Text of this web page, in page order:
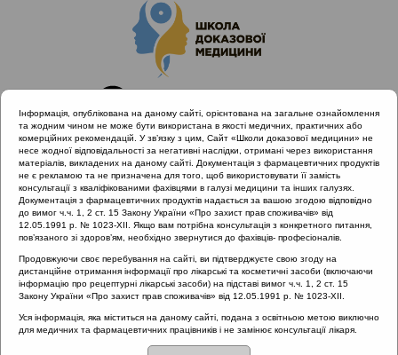
Головна
Матеріали за МКХ-11
10 Хвороби вуха та соскоподібного відростка
Захворювання середнього вуха та соскоподібного відростка
Матеріали за МКХ-11:: 10 Хвороби вуха та
соскоподібного відростка ::Захворювання
середнього вуха та соскоподібного відростка
Інформація, опублікована на даному сайті, орієнтована на загальне ознайомлення
та жодним чином не може бути використана в якості медичних, практичних або
комерційних рекомендацій. У зв’язку з цим, Сайт «Школи доказової медицини» не
несе жодної відповідальності за негативні наслідки, отримані через використання
матеріалів, викладених на даному сайті. Документація з фармацевтичних продуктів
не є рекламою та не призначена для того, щоб використовувати її замість
консультації з кваліфікованими фахівцями в галузі медицини та інших галузях.
Документація з фармацевтичних продуктів надається за вашою згодою відповідно
до вимог ч.ч. 1, 2 ст. 15 Закону України «Про захист прав споживачів» від
12.05.1991 р. № 1023-XII. Якщо вам потрібна консультація з конкретного питання,
пов’язаного зі здоров’ям, необхідно звернутися до фахівців- професіоналів.
Продовжуючи своє перебування на сайті, ви підтверджуєте свою згоду на
дистанційне отримання інформації про лікарські та косметичні засоби (включаючи
інформацію про рецептурні лікарські засоби) на підставі вимог ч.ч. 1, 2 ст. 15
Закону України «Про захист прав споживачів» від 12.05.1991 р. № 1023-XII.
Уся інформація, яка міститься на даному сайті, подана з освітньою метою виключно
для медичних та фармацевтичних працівників і не замінює консультації лікаря.